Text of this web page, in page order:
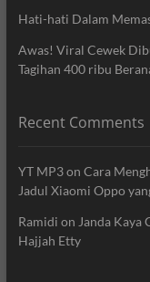
Hati-hati Dalam
Awas! Viral Cewek
Tagihan 400 ribu
Recent Comments
YT MP3on Cara
Jadul Xiaomi Oppo
Ramidi on Janda Kaya
Hajjah Etty